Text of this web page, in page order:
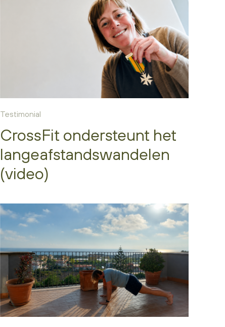
Testimonial
CrossFit ondersteunt het
langeafstandswandelen
(video)